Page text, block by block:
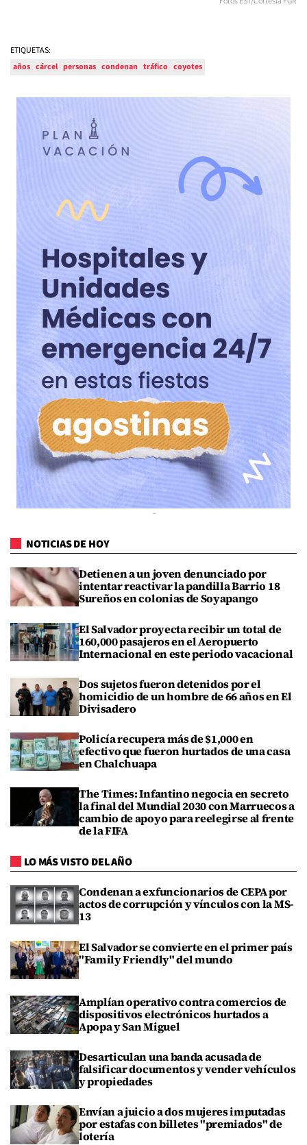
ETIQUETAS:
años cárcel personas condenan tráfico coyotes
NOTICIAS DE HOY
Detienen a un joven denunciado por
intentar reactivar la pandilla Barrio 18
Sureños en colonias de Soyapango
El Salvador proyecta recibir un total de
160,000 pasajeros en el Aeropuerto
Internacional en este periodo vacacional
Dos sujetos fueron detenidos por el
homicidio de un hombre de 66 años en El
Divisadero
Policía recupera más de $1,000 en
efectivo que fueron hurtados de una casa
en Chalchuapa
The Times: Infantino negocia en secreto
la final del Mundial 2030 con Marruecos a
cambio de apoyo para reelegirse al frente
de la FIFA
LO MÁS VISTO DEL AÑO
Condenan a exfuncionarios de CEPA por
actos de corrupción y vínculos con la MS-
13
El Salvador se convierte en el primer país
"Family Friendly" del mundo
Amplían operativo contra comercios de
dispositivos electrónicos hurtados a
Apopa y San Miguel
Desarticulan una banda acusada de
falsificar documentos y vender vehículos
y propiedades
Envían a juicio a dos mujeres imputadas
por estafas con billetes "premiados" de
lotería